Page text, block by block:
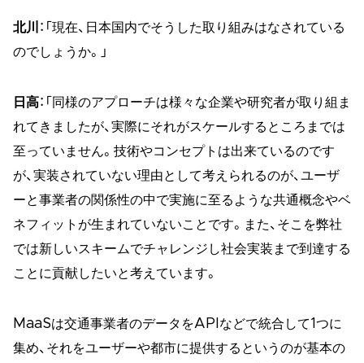
北川
：「現在、日本国内でそうした取り組みはなされている
のでしょうか。」
日高：「同様のアプローチは様々な企業や研究者が取り組ま
れてきましたが、実際にそれがスケールするところまでは
至っていません。技術やコンセプトは出来ているのです
が、実装されていない理由として考えられるのが、ユーザ
ーと事業者の関係性の中で実施に至るような共通概念やベ
ネフィットが生まれていないことです。また、そこを弊社
では新しいスキームでチャレンジし社会実装まで到達する
ことに貢献したいと考えています。
MaaSは交通事業者のデータをAPIなどで統合して1つに
集め、それをユーザーや都市に提供するというのが基本の